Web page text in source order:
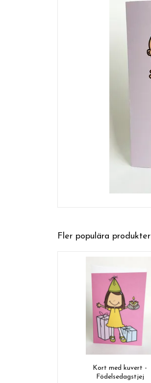
Fler populära produkter
Kort med kuvert -
Födelsedagstjej